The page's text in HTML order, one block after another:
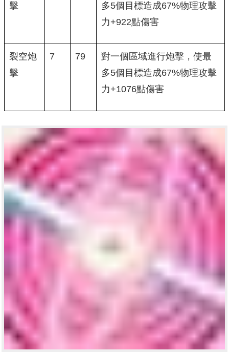
擊
多5個目標造成67%物理攻擊
力+922點傷害
裂空炮
擊
7 79
對一個區域進行炮擊，使最
多5個目標造成67%物理攻擊
力+1076點傷害